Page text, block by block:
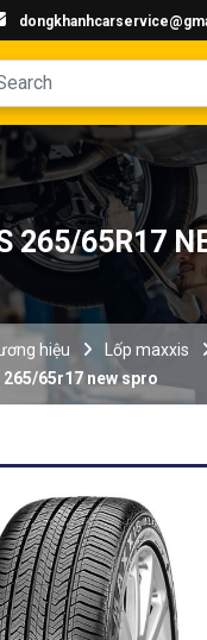
265/65R17
hiệu Lốp maxxis
265/65r17 new spro